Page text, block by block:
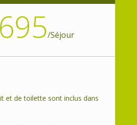
/Séjour
et de toilette sont inclus dans